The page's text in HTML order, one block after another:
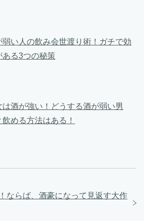
弱い人の飲み会世渡り術！ガチで効
ある3つの秘策
は酒が強い！どうする酒が弱い男
飲める方法はある！
ならば、酒豪になって見返す大作